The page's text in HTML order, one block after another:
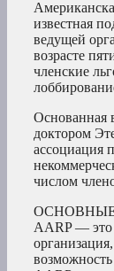
известная
ведущей
возрасте
членские
Основанная
доктором
ассоциация
числом
AARP — это